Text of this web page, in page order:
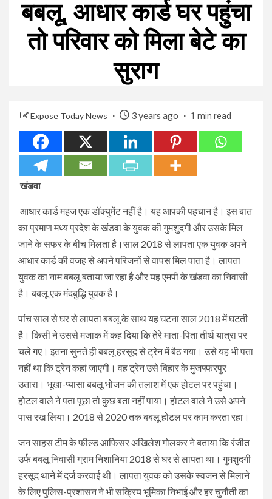
बबलू, आधार कार्ड घर पहुंचा
तो परिवार को मिला बेटे का
सुराग
Expose Today News 3 years ago 1 min read
खंडवा
आधार कार्ड महज एक डॉक्युमेंट नहीं है। यह आपकी पहचान है। इस बात
का प्रमाण मध्य प्रदेश के खंडवा के युवक की गुमशुदगी और उसके मिल
जाने के सफर के बीच मिलता है।साल 2018 से लापता एक युवक अपने
आधार कार्ड की वजह से अपने परिजनों से वापस मिल पाता है। लापता
युवक का नाम बबलू बताया जा रहा है और यह एमपी के खंडवा का निवासी
है। बबलू एक मंदबुद्धि युवक है।
पांच साल से घर से लापता बबलू के साथ यह घटना साल 2018 में घटती
है। किसी ने उससे मजाक में कह दिया कि तेरे माता-पिता तीर्थ यात्रा पर
चले गए। इतना सुनते ही बबलू हरसूद से ट्रेन में बैठ गया। उसे यह भी पता
नहीं था कि ट्रेन कहां जाएगी। वह ट्रेन उसे बिहार के मुजफ्फरपुर
उतारा। भूखा-प्यासा बबलू भोजन की तलाश में एक होटल पर पहुंचा।
होटल वाले ने पता पूछा तो कुछ बता नहीं पाया। होटल वाले ने उसे अपने
पास रख लिया। 2018 से 2020 तक बबलू होटल पर काम करता रहा।
जन साहस टीम के फील्ड आफिसर अखिलेश गोलकर ने बताया कि रंजीत
उर्फ बबलू निवासी ग्राम निशानिया 2018 से घर से लापता था। गुमशुदगी
हरसूद थाने में दर्ज करवाई थी। लापता युवक को उसके स्वजन से मिलाने
के लिए पुलिस-प्रशासन ने भी सक्रिय भूमिका निभाई और हर चुनौती का